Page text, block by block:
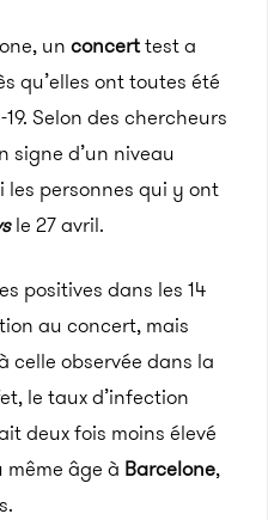
un concerttest a
qu’elles ont toutes été
Selon des chercheurs
signe d’un niveau
les personnes qui y ont
le 27 avril.
positives dans les 14
au concert, mais
celle observée dans la
le taux d’infection
deux fois moins élevé
âge à Barcelone,